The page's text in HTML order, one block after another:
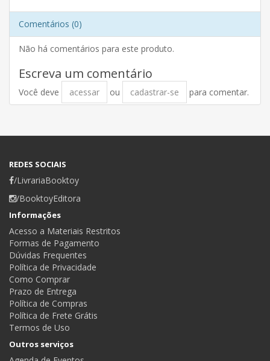
Comentários (0)
Não há comentários para este produto.
Escreva um comentário
Você deve acessar ou cadastrar-se para comentar.
REDES SOCIAIS
/LivrariaBooktoy
/BooktoyEditora
Informações
Acesso a Materiais Restritos
Formas de Pagamento
Dúvidas Frequentes
Política de Privacidade
Como Comprar
Prazo de Entrega
Política de Compras
Política de Frete Grátis
Termos de Uso
Outros serviços